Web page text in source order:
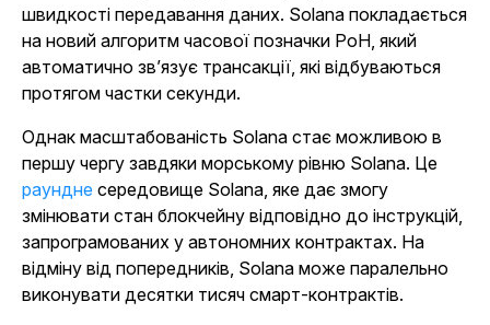
швидкості передавання даних. Solana покладається
на новий алгоритм часової позначки PoH, який
автоматично зв’язує трансакції, які відбуваються
протягом частки секунди.
Однак масштабованість Solana стає можливою в
першу чергу завдяки морському рівню Solana. Це
раундне середовище Solana, яке дає змогу
змінювати стан блокчейну відповідно до інструкцій,
запрограмованих у автономних контрактах. На
відміну від попередників, Solana може паралельно
виконувати десятки тисяч смарт-контрактів.